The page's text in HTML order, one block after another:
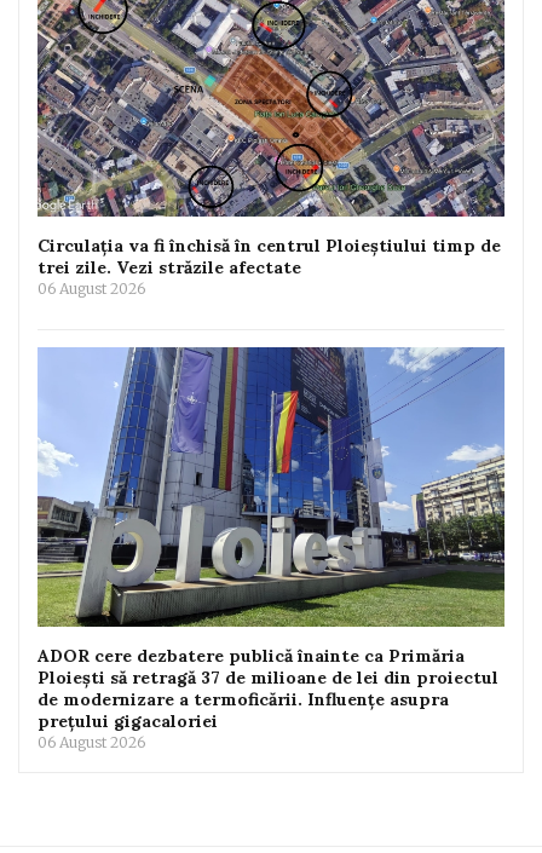
Circulația va fi închisă în centrul Ploieștiului timp de
trei zile. Vezi străzile afectate
06 August 2026
ADOR cere dezbatere publică înainte ca Primăria
Ploiești să retragă 37 de milioane de lei din proiectul
de modernizare a termoficării. Influențe asupra
prețului gigacaloriei
06 August 2026